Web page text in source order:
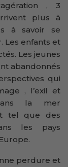
, 3
plus à
à savoir se
Les enfants et
Les jeunes
abandonnés
qui
, l’exil et
la mer
tel que des
les pays
perdure et